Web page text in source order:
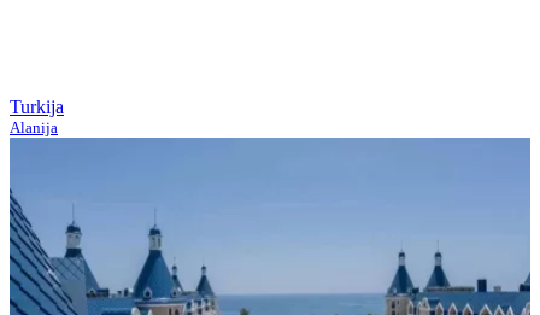
Turkija
Alanija